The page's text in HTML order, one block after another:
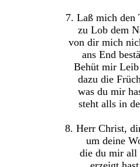
7. Laß mich den
zu Lob dem
von dir mich
ans End
Behüt mir
dazu die
was du mir
steht alls in
8. Herr Christ,
um deine
die du mir all